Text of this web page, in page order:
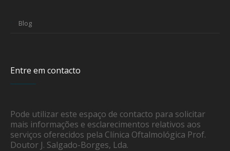
Blog
Entre em contacto
Pode utilizar este espaço de contacto para solicitar
mais informações e esclarecimentos relativos aos
serviços oferecidos pela Clínica Oftalmológica Prof.
Doutor J. Salgado-Borges, Lda.